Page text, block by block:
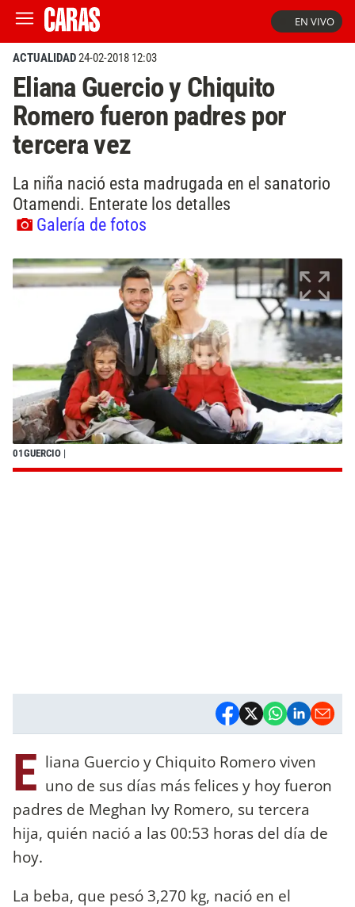
EN VIVO
ACTUALIDAD24-02-2018 12:03
Eliana Guercio y Chiquito
Romero fueron padres por
tercera vez
La niña nació esta madrugada en el sanatorio
Otamendi. Enterate los detalles
Galería de fotos
01GUERCIO |
E liana Guercio y Chiquito Romero viven
uno de sus días más felices y hoy fueron
padres de Meghan Ivy Romero, su tercera
hija, quién nació a las 00:53 horas del día de
hoy.
La beba, que pesó 3,270 kg, nació en el